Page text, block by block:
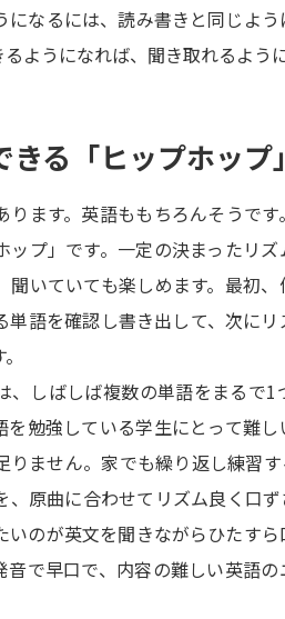
になるには、読み書きと同じよ
ようになれば、聞き取れるよう
る「ヒップホップ」
ります。英語ももちろんそうで
ップ」です。一定の決まったリ
聞いていても楽しめます。最初
単語を確認し書き出して、次に
、しばしば複数の単語をまるで
を勉強している学生にとって難
りません。家でも繰り返し練習
、原曲に合わせてリズム良く口
いのが英文を聞きながらひたす
音で早口で、内容の難しい英語